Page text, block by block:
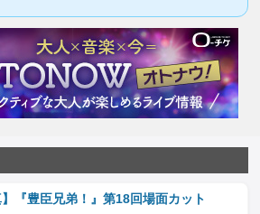
】『豊臣兄弟！』第18回場面カット